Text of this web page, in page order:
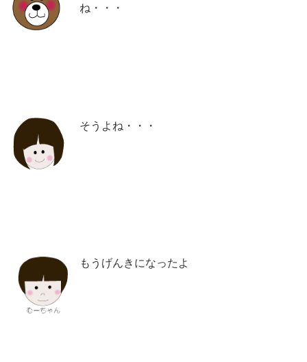
ね・・・
そうよね・・・
もうげんきになったよ